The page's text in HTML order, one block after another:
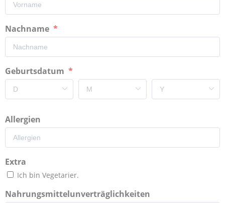
Nachname
Geburtsdatum
Allergien
Extra
Ich bin Vegetarier.
Nahrungsmittelunverträglichkeiten